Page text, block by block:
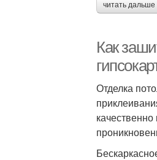
читать
Как
Отделка
качественно